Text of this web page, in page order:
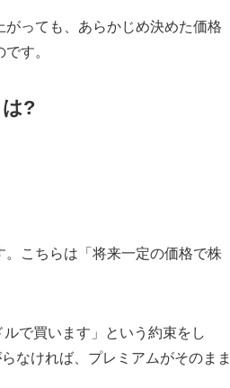
っても、あらかじめ決めた価格
す。
?
こちらは「将来一定の価格で株
で買います」という約束をし
なければ、プレミアムがそのまま